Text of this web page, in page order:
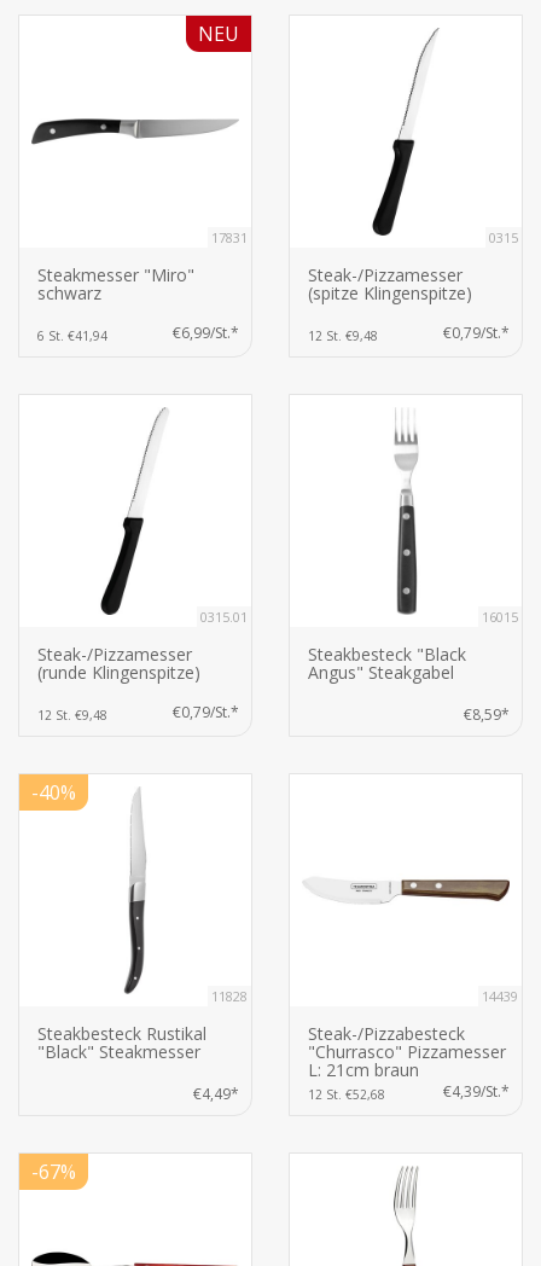
17831
Steakmesser "Miro"
schwarz
6 St. €41,94 €6,99/St.*
NEU
0315
Steak-/Pizzamesser
(spitze Klingenspitze)
12 St. €9,48 €0,79/St.*
0315.01
Steak-/Pizzamesser
(runde Klingenspitze)
12 St. €9,48 €0,79/St.*
16015
Steakbesteck "Black
Angus" Steakgabel
€8,59*
11828
Steakbesteck Rustikal
"Black" Steakmesser
€4,49*
-40%
14439
Steak-/Pizzabesteck
"Churrasco" Pizzamesser
L: 21cm braun
12 St. €52,68 €4,39/St.*
-67%